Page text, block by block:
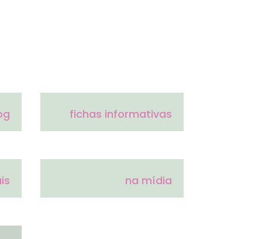
fichas informativas
na mídia